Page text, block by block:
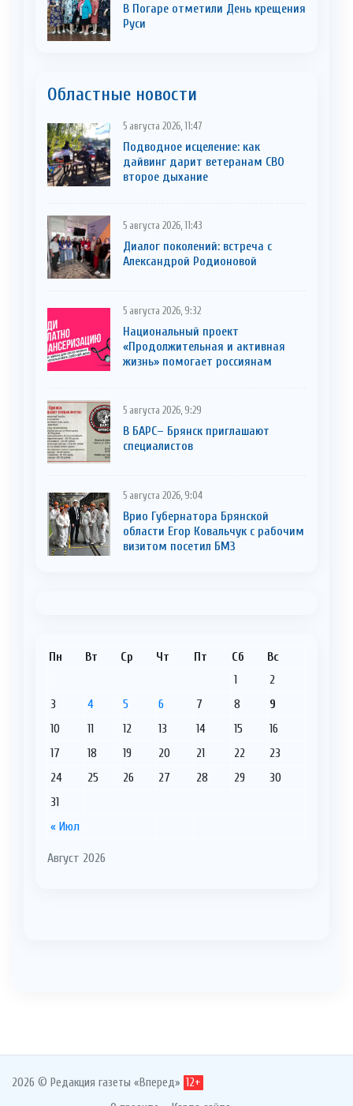
В Погаре отметили День крещения
Руси
Областные новости
5 августа 2026, 11:47
Подводное исцеление: как
дайвинг дарит ветеранам СВО
второе дыхание
5 августа 2026, 11:43
Диалог поколений: встреча с
Александрой Родионовой
5 августа 2026, 9:32
Национальный проект
«Продолжительная и активная
жизнь» помогает россиянам
5 августа 2026, 9:29
В БАРС– Брянcк приглaшают
cпециaлистoв
5 августа 2026, 9:04
Врио Губернатора Брянской
области Егор Ковальчук с рабочим
визитом посетил БМЗ
Август 2026
Пн Вт Ср Чт Пт Сб Вс
« Июл
1
2
3
4 5 6 7 8
9
10
11 12 13 14 15
16
17
18 19 20 21 22
23
24
25 26 27 28 29
30
31
2026 © Редакция газеты «Вперед» 12+